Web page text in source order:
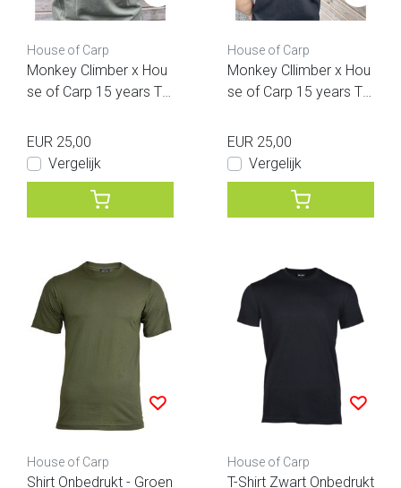
House of Carp
Monkey Climber x Hou
se of Carp 15 years T
EUR 25,00
Vergelijk
House of Carp
Monkey Cllimber x Hou
se of Carp 15 years T
EUR 25,00
Vergelijk
House of Carp
Shirt Onbedrukt - Groen
House of Carp
T-Shirt Zwart Onbedrukt